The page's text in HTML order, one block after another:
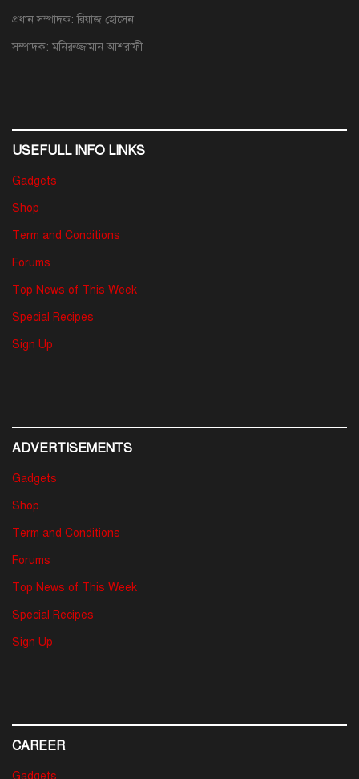
প্রধান সম্পাদক: রিয়াজ হোসেন
সম্পাদক: মনিরুজ্জামান আশরাফী
USEFULL INFO LINKS
Gadgets
Shop
Term and Conditions
Forums
Top News of This Week
Special Recipes
Sign Up
ADVERTISEMENTS
Gadgets
Shop
Term and Conditions
Forums
Top News of This Week
Special Recipes
Sign Up
CAREER
Gadgets